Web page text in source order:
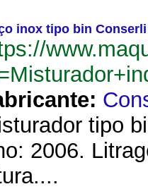
inox tipo bin Conserli
tipo
2006.